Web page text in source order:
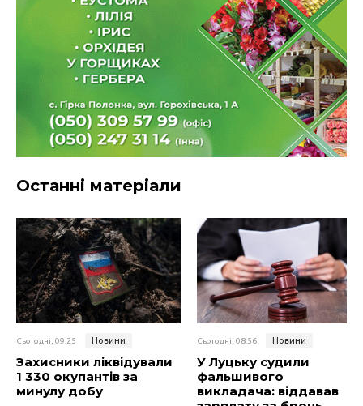
Останні матеріали
Сьогодні, 09:25 Новини
Захисники ліквідували
1 330 окупантів за
минулу добу
Сьогодні, 08:56 Новини
У Луцьку судили
фальшивого
викладача: віддавав